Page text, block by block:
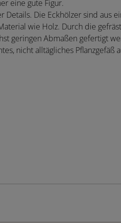
eine gute Figur.
Die Eckhölzer sind aus
wie Holz. Durch die
geringen Abmaßen gefertigt
nicht alltägliches Pflanzgefäß